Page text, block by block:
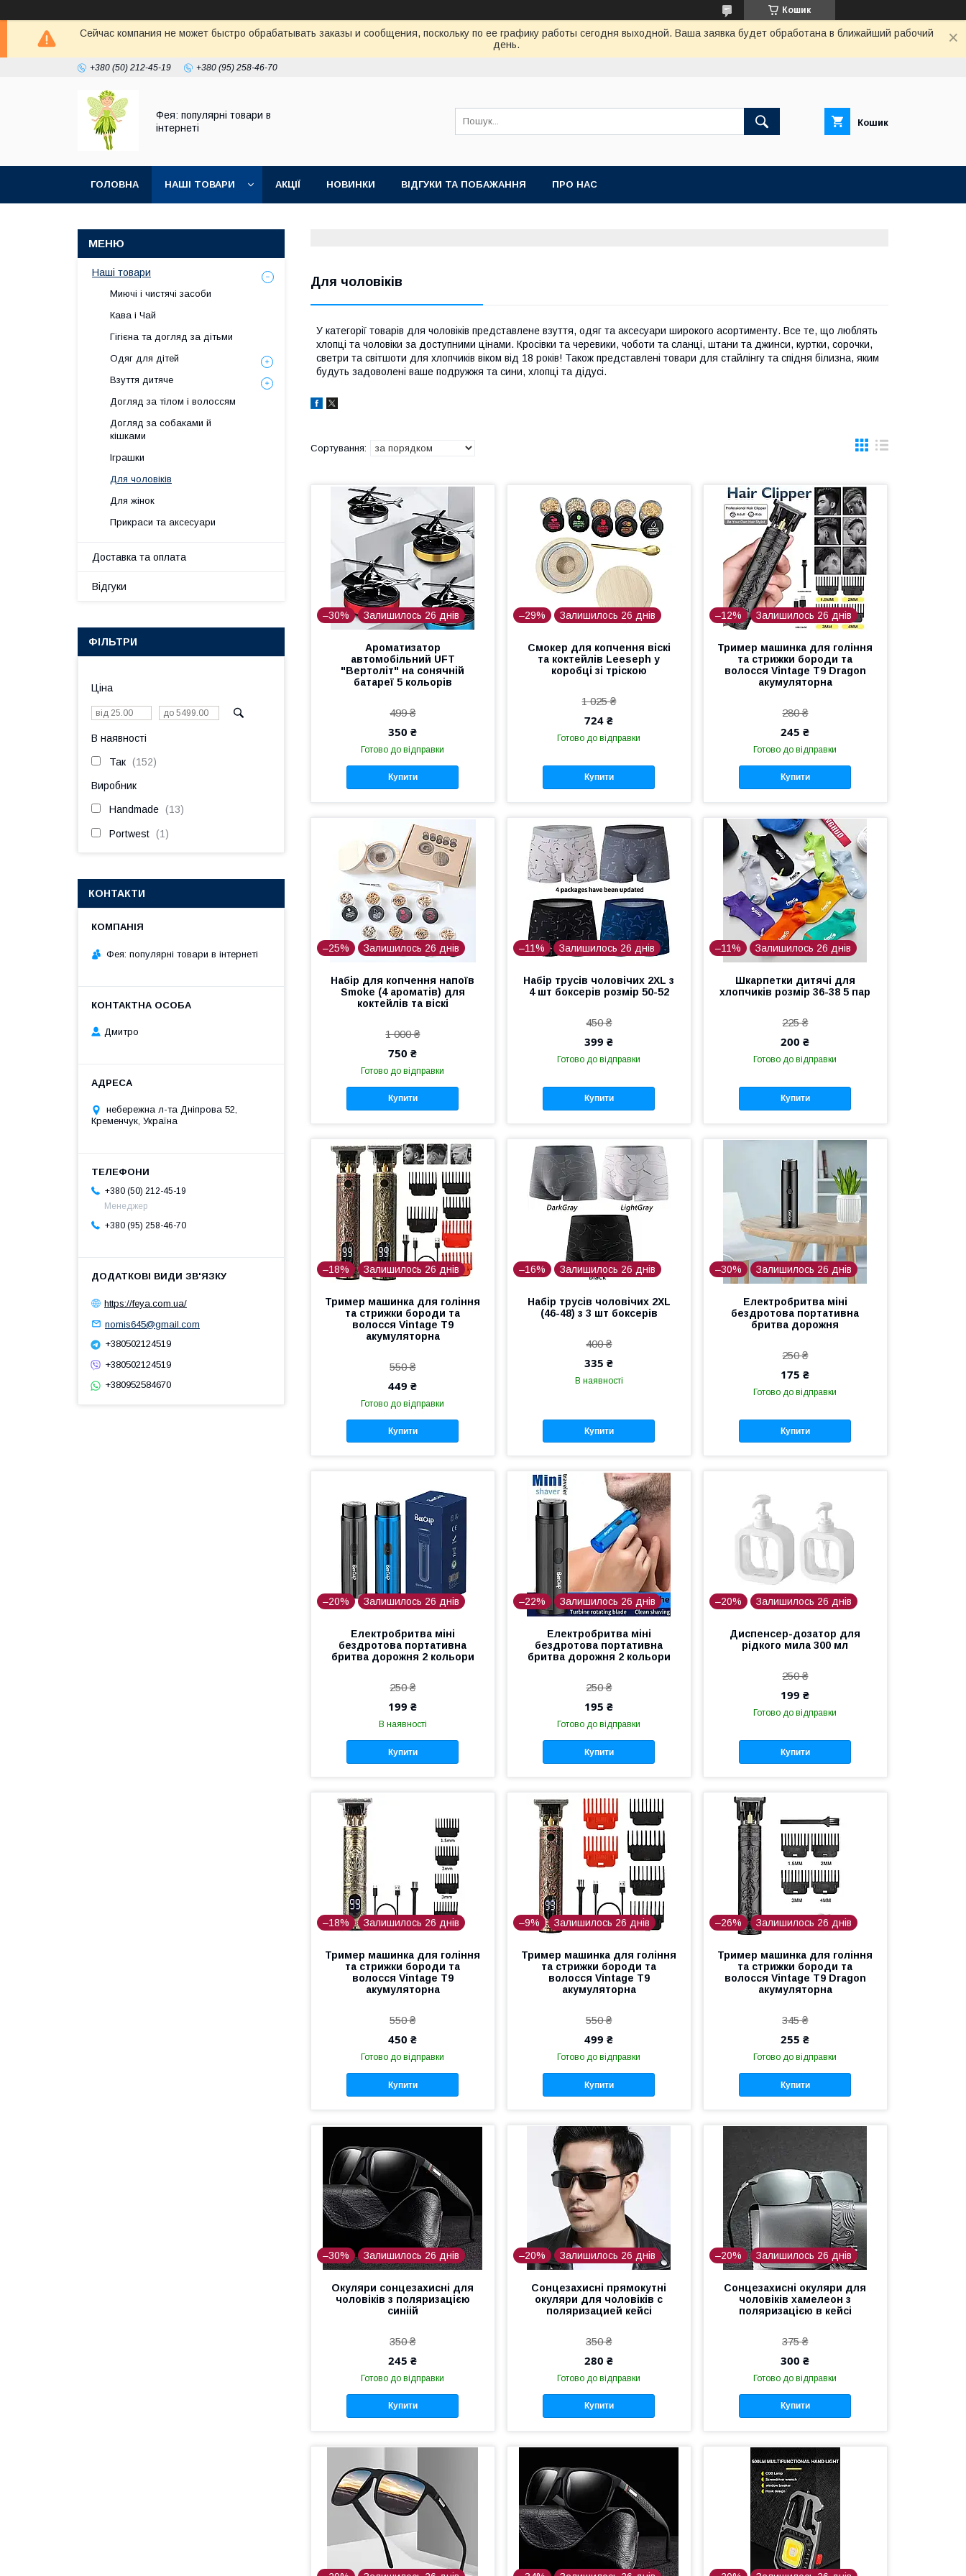
Кошик
Сейчас компания не может быстро обрабатывать заказы и сообщения, поскольку по ее графику работы сегодня выходной. Ваша заявка будет обработана в ближайший рабочий
день.
+380 (50) 212-45-19 +380 (95) 258-46-70
Фея: популярні товари в
інтернеті
Кошик
ГОЛОВНА НАШІ ТОВАРИ АКЦІЇ НОВИНКИ ВІДГУКИ ТА ПОБАЖАННЯ ПРО НАС
Для чоловіків
У категорії товарів для чоловіків представлене взуття, одяг та аксесуари широкого асортименту. Все те, що люблять
хлопці та чоловіки за доступними цінами. Кросівки та черевики, чоботи та сланці, штани та джинси, куртки, сорочки,
светри та світшоти для хлопчиків віком від 18 років! Також представлені товари для стайлінгу та спідня білизна, яким
будуть задоволені ваше подружжя та сини, хлопці та дідусі.
–30% Залишилось 26 днів
Ароматизатор
автомобільний UFT
"Вертоліт" на сонячній
батареї 5 кольорів
499 ₴
350 ₴
Готово до відправки
Купити
–29% Залишилось 26 днів
Смокер для копчення віскі
та коктейлів Leeseph у
коробці зі тріскою
1 025 ₴
724 ₴
Готово до відправки
Купити
–12% Залишилось 26 днів
Тример машинка для гоління
та стрижки бороди та
волосся Vintage T9 Dragon
акумуляторна
280 ₴
245 ₴
Готово до відправки
Купити
–25% Залишилось 26 днів
Набір для копчення напоїв
Smoke (4 ароматів) для
коктейлів та віскі
1 000 ₴
750 ₴
Готово до відправки
Купити
–11% Залишилось 26 днів
Набір трусів чоловічих 2XL з
4 шт боксерів розмір 50-52
450 ₴
399 ₴
Готово до відправки
Купити
–11% Залишилось 26 днів
Шкарпетки дитячі для
хлопчиків розмір 36-38 5 пар
225 ₴
200 ₴
Готово до відправки
Купити
–18% Залишилось 26 днів
Тример машинка для гоління
та стрижки бороди та
волосся Vintage T9
акумуляторна
550 ₴
449 ₴
Готово до відправки
Купити
–16% Залишилось 26 днів
Набір трусів чоловічих 2XL
(46-48) з 3 шт боксерів
400 ₴
335 ₴
В наявності
Купити
–30% Залишилось 26 днів
Електробритва міні
бездротова портативна
бритва дорожня
250 ₴
175 ₴
Готово до відправки
Купити
–20% Залишилось 26 днів
Електробритва міні
бездротова портативна
бритва дорожня 2 кольори
250 ₴
199 ₴
В наявності
Купити
–22% Залишилось 26 днів
Електробритва міні
бездротова портативна
бритва дорожня 2 кольори
250 ₴
195 ₴
Готово до відправки
Купити
–20% Залишилось 26 днів
Диспенсер-дозатор для
рідкого мила 300 мл
250 ₴
199 ₴
Готово до відправки
Купити
–18% Залишилось 26 днів
Тример машинка для гоління
та стрижки бороди та
волосся Vintage T9
акумуляторна
550 ₴
450 ₴
Готово до відправки
Купити
–9% Залишилось 26 днів
Тример машинка для гоління
та стрижки бороди та
волосся Vintage T9
акумуляторна
550 ₴
499 ₴
Готово до відправки
Купити
–26% Залишилось 26 днів
Тример машинка для гоління
та стрижки бороди та
волосся Vintage T9 Dragon
акумуляторна
345 ₴
255 ₴
Готово до відправки
Купити
–30% Залишилось 26 днів
Окуляри сонцезахисні для
чоловіків з поляризацією
синіій
350 ₴
245 ₴
Готово до відправки
Купити
–20% Залишилось 26 днів
Сонцезахисні прямокутні
окуляри для чоловіків с
поляризацией кейсі
350 ₴
280 ₴
Готово до відправки
Купити
–20% Залишилось 26 днів
Сонцезахисні окуляри для
чоловіків хамелеон з
поляризацією в кейсі
375 ₴
300 ₴
Готово до відправки
Купити
Наші товари
Миючі і чистячі засоби
Кава і Чай
Гігієна та догляд за дітьми
Одяг для дітей
Взуття дитяче
Догляд за тілом і волоссям
Догляд за собаками й
кішками
Іграшки
Для чоловіків
Для жінок
Прикраси та аксесуари
Доставка та оплата
Відгуки
ФІЛЬТРИ
Ціна
В наявності
Так 152
Виробник
Handmade 13
Portwest 1
КОНТАКТИ
Фея: популярні товари в інтернеті
Дмитро
небережна л-та Дніпрова 52,
Кременчук, Україна
+380 (50) 212-45-19
Менеджер
+380 (95) 258-46-70
https://feya.com.ua/
nomis645@gmail.com
+380502124519
+380502124519
+380952584670